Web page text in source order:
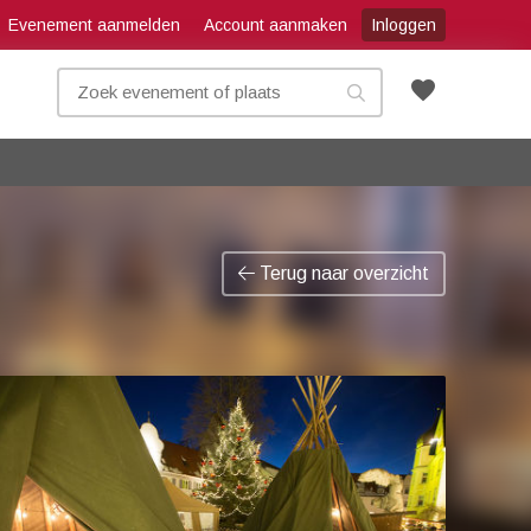
Evenement aanmelden Account aanmaken Inloggen
favorite
Terug naar overzicht